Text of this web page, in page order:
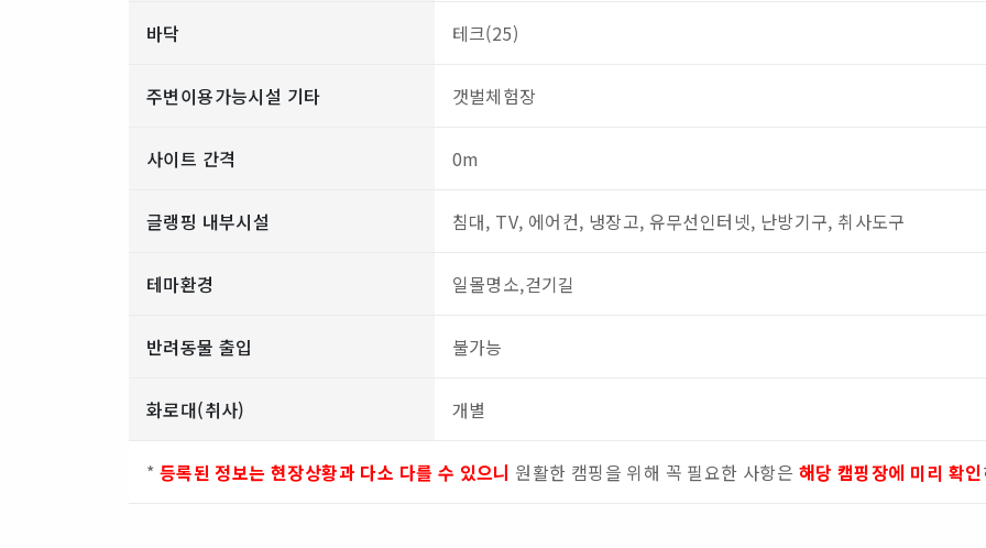
바닥 테크(25)
주변이용가능시설 기타 갯벌체험장
사이트 간격 0m
글랭핑 내부시설 침대, TV, 에어컨, 냉장고, 유무선인터넷, 난방기구, 취사도구
테마환경 일몰명소,걷기길
반려동물 출입 불가능
화로대(취사) 개별
* 등록된 정보는 현장상황과 다소 다를 수 있으니 원활한 캠핑을 위해 꼭 필요한 사항은 해당 캠핑장에 미리 확인